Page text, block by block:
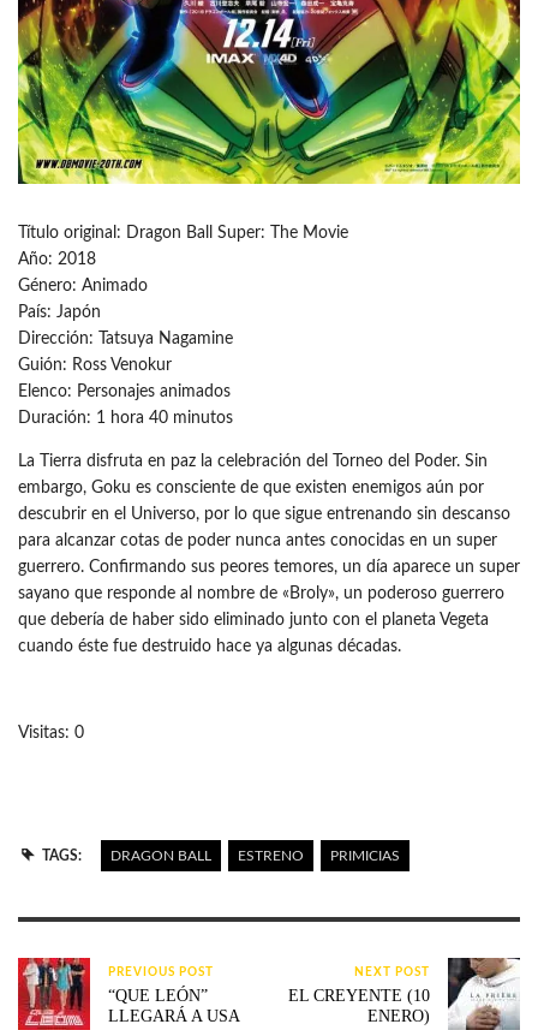
Título original: Dragon Ball Super: The Movie
Año: 2018
Género: Animado
País: Japón
Dirección: Tatsuya Nagamine
Guión: Ross Venokur
Elenco: Personajes animados
Duración: 1 hora 40 minutos
La Tierra disfruta en paz la celebración del Torneo del Poder. Sin
embargo, Goku es consciente de que existen enemigos aún por
descubrir en el Universo, por lo que sigue entrenando sin descanso
para alcanzar cotas de poder nunca antes conocidas en un super
guerrero. Confirmando sus peores temores, un día aparece un super
sayano que responde al nombre de «Broly», un poderoso guerrero
que debería de haber sido eliminado junto con el planeta Vegeta
cuando éste fue destruido hace ya algunas décadas.
Visitas: 0
TAGS: DRAGON BALL ESTRENO PRIMICIAS
PREVIOUS POST
“QUE LEÓN”
LLEGARÁ A USA
NEXT POST
EL CREYENTE (10
ENERO)